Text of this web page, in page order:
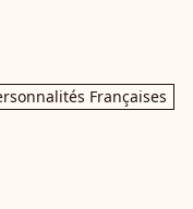
Françaises